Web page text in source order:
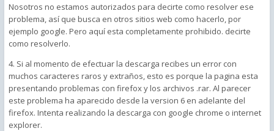
Nosotros no estamos autorizados para decirte como resolver ese
problema, así que busca en otros sitios web como hacerlo, por
ejemplo google. Pero aquí esta completamente prohibido. decirte
como resolverlo.
4. Si al momento de efectuar la descarga recibes un error con
muchos caracteres raros y extraños, esto es porque la pagina esta
presentando problemas con firefox y los archivos .rar. Al parecer
este problema ha aparecido desde la version 6 en adelante del
firefox. Intenta realizando la descarga con google chrome o internet
explorer.